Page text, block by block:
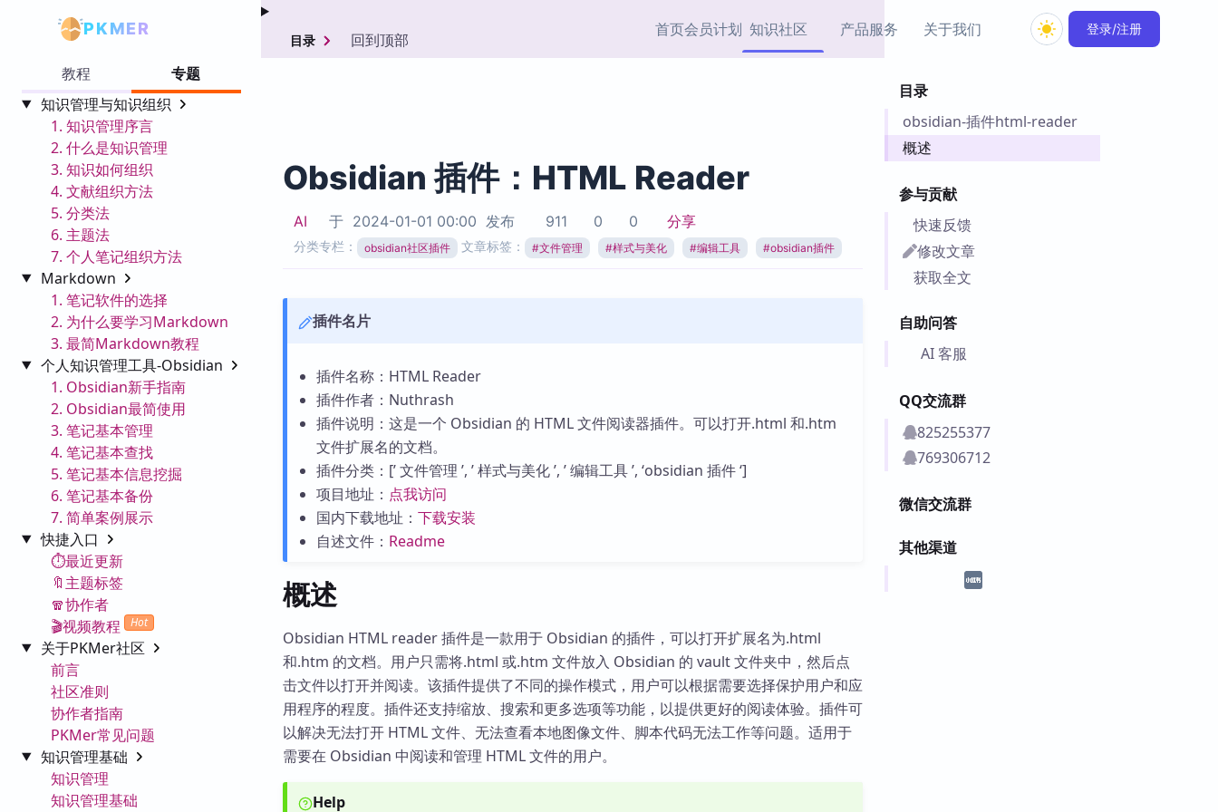
PKMER 首页会员计划 知识社区
协作者
热门链接 Top5
产品服务
载
加速访问 Obsidian 官方
市场
Obsidian 思维导图插件
插件
Zettelkasten 实践示例
Obsidian 教程
关于我们 登录/注册
教程
专题
知识管理与知识组织
1. 知识管理序言
2. 什么是知识管理
3. 知识如何组织
4. 文献组织方法
5. 分类法
6. 主题法
7. 个人笔记组织方法
Markdown
1. 笔记软件的选择
2. 为什么要学习Markdown
3. 最简Markdown教程
个人知识管理工具-Obsidian
1. Obsidian新手指南
2. Obsidian最简使用
3. 笔记基本管理
4. 笔记基本查找
5. 笔记基本信息挖掘
6. 笔记基本备份
7. 简单案例展示
快捷入口
⏱️最近更新
🔖主题标签
🧣协作者
🎬视频教程
Hot
关于PKMer社区
前言
社区准则
协作者指南
PKMer常见问题
知识管理基础
知识管理
知识管理基础
目录
obsidian-插件html-reader
概述
参与贡献
快速反馈
修改文章
获取全文
自助问答
AI 客服
QQ交流群
825255377
769306712
微信交流群
其他渠道
目录 回到顶部
Obsidian 插件：HTML Reader
AI 于 2024-01-01 00:00 发布 911 0 0 分享
分类专栏： obsidian社区插件 文章标签： #文件管理 #样式与美化 #编辑工具 #obsidian插件
插件名片
插件名称：HTML Reader
插件作者：Nuthrash
插件说明：这是一个 Obsidian 的 HTML 文件阅读器插件。可以打开.html 和.htm
文件扩展名的文档。
插件分类：[’ 文件管理 ’, ’ 样式与美化 ’, ’ 编辑工具 ’, ‘obsidian 插件 ‘]
项目地址： 点我访问
国内下载地址： 下载安装
自述文件： Readme
概述
Obsidian HTML reader 插件是一款用于 Obsidian 的插件，可以打开扩展名为.html
和.htm 的文档。用户只需将.html 或.htm 文件放入 Obsidian 的 vault 文件夹中，然后点
击文件以打开并阅读。该插件提供了不同的操作模式，用户可以根据需要选择保护用户和应
用程序的程度。插件还支持缩放、搜索和更多选项等功能，以提供更好的阅读体验。插件可
以解决无法打开 HTML 文件、无法查看本地图像文件、脚本代码无法工作等问题。适用于
需要在 Obsidian 中阅读和管理 HTML 文件的用户。
Help